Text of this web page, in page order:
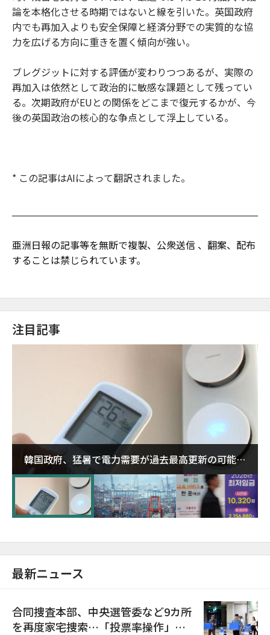
論を本格化させる時期ではないと線を引いた。英国政府
内でも再加入よりも安全保障と経済分野での実質的な協
力を広げる方向に重きを置く傾向が強い。
ブレグジットに対する評価が変わりつつあるが、実際の
再加入は依然として政治的に敏感な課題として残ってい
る。次期政府がEUとの関係をどこまで復元するかが、今
後の英国政治の核心的な争点として浮上している。
* この記事はAIによって翻訳されました。
亜洲日報の記事等を無断で複製、公衆送信 、翻案、配布
することは禁じられています。
注目記事
韓国政府、猛暑で電力需要が過去最高更新の可能性
に需給対応体制を点検
最新ニュース
合同捜査本部、中央選管委など9カ所
を再度家宅捜索…「投票率操作」の